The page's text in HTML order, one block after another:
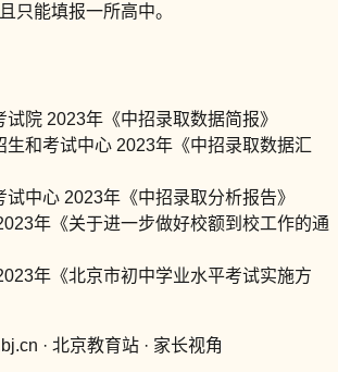
只能填报一所高中。
试院 2023年《中招录取数据简报》
生和考试中心 2023年《中招录取数据汇
试中心 2023年《中招录取分析报告》
年《关于进一步做好校额到校工作的通
年《北京市初中学业水平考试实施方
· 北京教育站 · 家长视角